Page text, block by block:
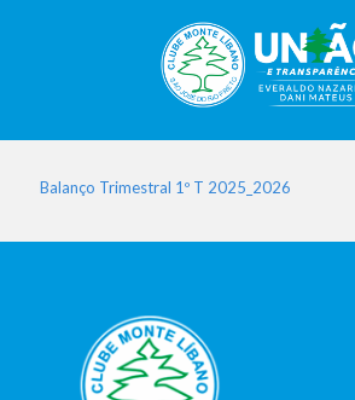
Balanço Trimestral 1º T 2025_2026